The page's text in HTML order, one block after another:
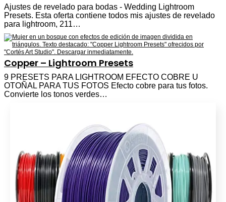
Ajustes de revelado para bodas - Wedding Lightroom
Presets. Esta oferta contiene todos mis ajustes de revelado
para lightroom, 211…
Copper – Lightroom Presets
9 PRESETS PARA LIGHTROOM EFECTO COBRE U
OTOÑAL PARA TUS FOTOS Efecto cobre para tus fotos.
Convierte los tonos verdes…